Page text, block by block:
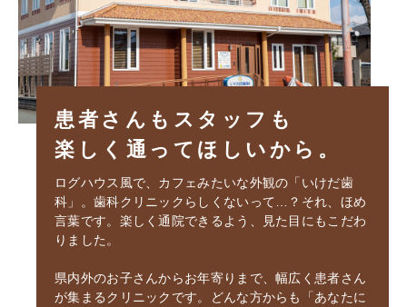
患者さんもスタッフも
楽しく通ってほしいから。
ログハウス風で、カフェみたいな外観の「いけだ歯
科」。歯科クリニックらしくないって…？それ、ほめ
言葉です。楽しく通院できるよう、見た目にもこだわ
りました。
県内外のお子さんからお年寄りまで、幅広く患者さん
が集まるクリニックです。どんな方からも「あなたに